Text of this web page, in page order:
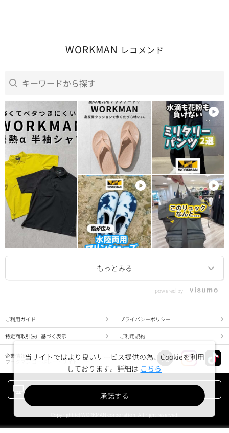
WORKMAN レコメンド
powered by
ご利用ガイド プライバシーポリシー
特定商取引法に基づく表示 ご利用規約
企業情報
ワークマン コーポレートサイト
当サイトではより良いサービス提供の為、Cookieを利用
しております。詳細は こちら
承諾する